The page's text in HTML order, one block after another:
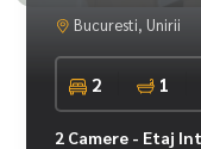
Bucuresti, Unirii
2 1
2 Camere - Etaj